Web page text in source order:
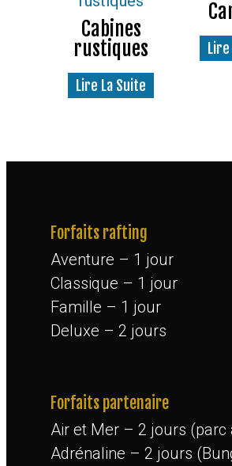
Cabines
rustiques
Lire La Suite
Forfaits rafting
Aventure – 1 jour
Classique – 1 jour
Famille – 1 jour
Deluxe – 2 jours
Forfaits partenaire
Air et Mer – 2 jours (parc
Adrénaline – 2 jours